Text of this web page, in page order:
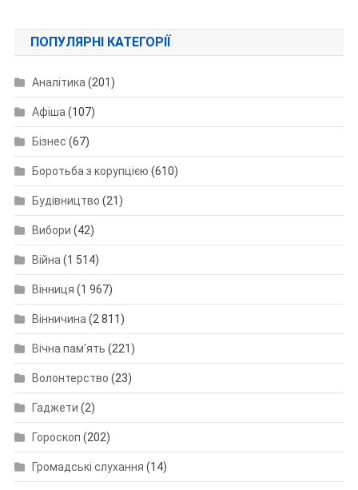
ПОПУЛЯРНІ КАТЕГОРІЇ
Аналітика (201)
Афіша (107)
Бізнес (67)
Боротьба з корупцією (610)
Будівництво (21)
Вибори (42)
Війна (1 514)
Вінниця (1 967)
Вінничина (2 811)
Вічна пам'ять (221)
Волонтерство (23)
Гаджети (2)
Гороскоп (202)
Громадські слухання (14)